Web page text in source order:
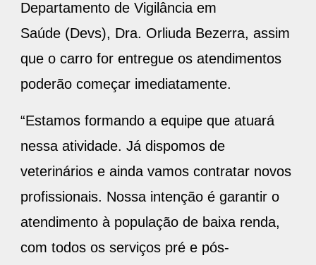
Saúde (Devs), Dra. Orliuda Bezerra, assim
que o carro for entregue os atendimentos
poderão começar imediatamente.
nessa atividade. Já dispomos de
veterinários e ainda vamos contratar novos
profissionais. Nossa intenção é garantir o
atendimento à população de baixa renda,
com todos os serviços pré e pós-
operatório. Faremos o acompanhamento